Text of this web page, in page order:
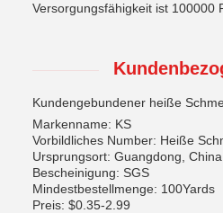
Versorgungsfähigkeit ist 100000
Kundengebundener heiße
Markenname: KS
Vorbildliches Number: Heiße
Ursprungsort: Guangdong, China
Bescheinigung: SGS
Mindestbestellmenge: 100Yards
Preis: $0.35-2.99